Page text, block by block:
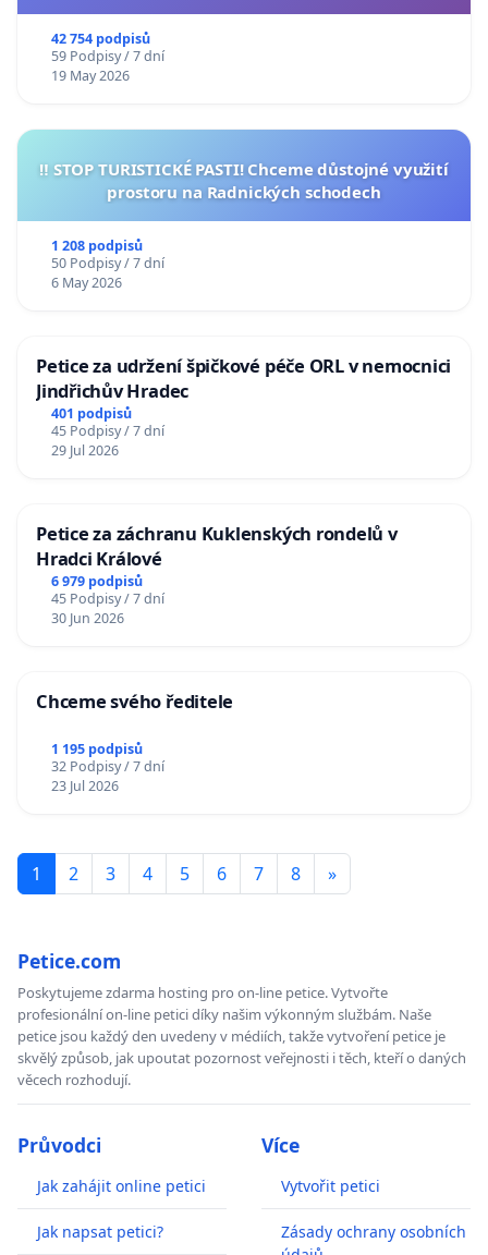
42 754 podpisů
59 Podpisy / 7 dní
19 May 2026
‼️ STOP TURISTICKÉ PASTI! Chceme důstojné využití
prostoru na Radnických schodech
1 208 podpisů
50 Podpisy / 7 dní
6 May 2026
Petice za udržení špičkové péče ORL v nemocnici
Jindřichův Hradec
401 podpisů
45 Podpisy / 7 dní
29 Jul 2026
Petice za záchranu Kuklenských rondelů v
Hradci Králové
6 979 podpisů
45 Podpisy / 7 dní
30 Jun 2026
Chceme svého ředitele
1 195 podpisů
32 Podpisy / 7 dní
23 Jul 2026
1 2 3 4 5 6 7 8 »
Petice.com
Poskytujeme zdarma hosting pro on-line petice. Vytvořte
profesionální on-line petici díky našim výkonným službám. Naše
petice jsou každý den uvedeny v médiích, takže vytvoření petice je
skvělý způsob, jak upoutat pozornost veřejnosti i těch, kteří o daných
věcech rozhodují.
Průvodci
Jak zahájit online petici
Jak napsat petici?
Více
Vytvořit petici
Zásady ochrany osobních